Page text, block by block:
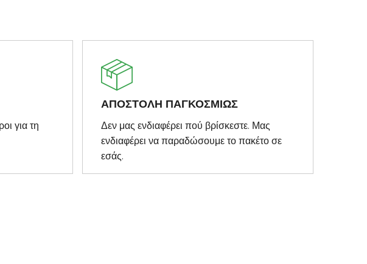
για τη
ΑΠΟΣΤΟΛΗ ΠΑΓΚΟΣΜΙΩΣ
Δεν μας ενδιαφέρει πού βρίσκεστε. Μας
ενδιαφέρει να παραδώσουμε το πακέτο σε
εσάς.